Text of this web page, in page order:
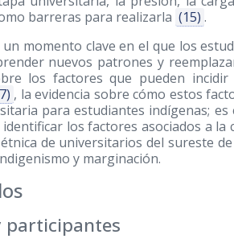
barreras para realizarla (15) .
momento clave en el que los
nuevos patrones y
los factores que pueden
, la evidencia sobre cómo estos
para estudiantes indígenas; es
los factores asociados a la
de universitarios del sureste
y marginación.
participantes